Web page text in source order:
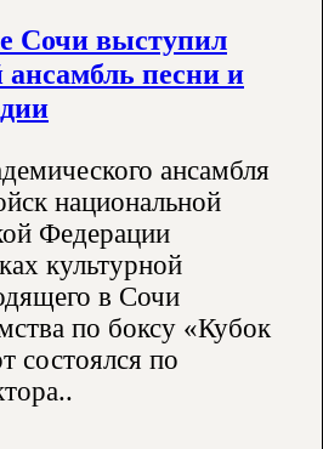
Сочи выступил
песни и
ансамбля
национальной
Федерации
культурной
в Сочи
по боксу «Кубок
состоялся по